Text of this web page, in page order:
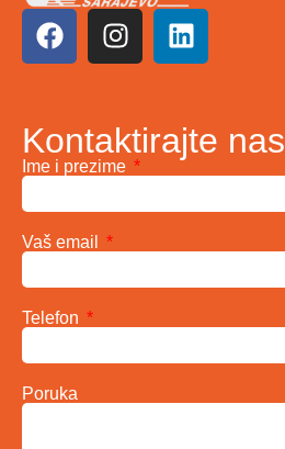
Kontaktirajte nas
Ime i prezime
Vaš email
Telefon
Poruka